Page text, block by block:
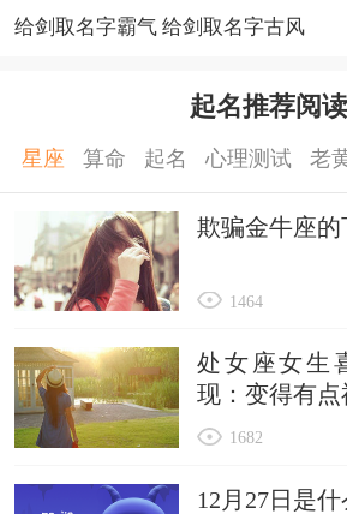
给剑取名字霸气 给剑取名字古风
起名推荐阅读
星座 算命 起名 心理测试 老
欺骗金牛座的
1464
处女座女生
现：变得有点
1682
12月27日是